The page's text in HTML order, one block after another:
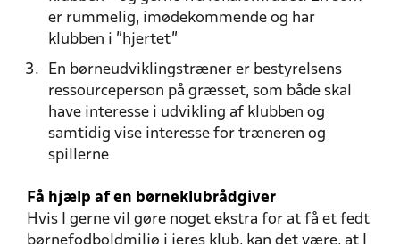
er rummelig, imødekommende og har
klubben i ”hjertet”
En børneudviklingstræner er bestyrelsens
ressourceperson på græsset, som både skal
have interesse i udvikling af klubben og
samtidig vise interesse for træneren og
spillerne
Få hjælp af en børneklubrådgiver
Hvis I gerne vil gøre noget ekstra for at få et fedt